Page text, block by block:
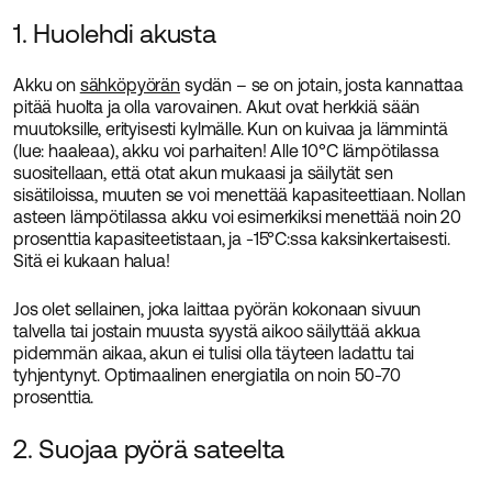
1. Huolehdi akusta
Akku on sähköpyöränsydän – se on jotain, josta kannattaa
pitää huolta ja olla varovainen. Akut ovat herkkiä sään
muutoksille, erityisesti kylmälle. Kun on kuivaa ja lämmintä
(lue: haaleaa), akku voi parhaiten! Alle 10°C lämpötilassa
suositellaan, että otat akun mukaasi ja säilytät sen
sisätiloissa, muuten se voi menettää kapasiteettiaan. Nollan
asteen lämpötilassa akku voi esimerkiksi menettää noin 20
prosenttia kapasiteetistaan, ja -15°C:ssa kaksinkertaisesti.
Sitä ei kukaan halua!
Jos olet sellainen, joka laittaa pyörän kokonaan sivuun
talvella tai jostain muusta syystä aikoo säilyttää akkua
pidemmän aikaa, akun ei tulisi olla täyteen ladattu tai
tyhjentynyt. Optimaalinen energiatila on noin 50-70
prosenttia.
2. Suojaa pyörä sateelta